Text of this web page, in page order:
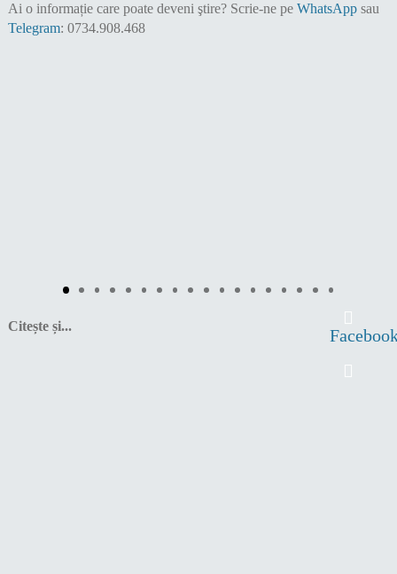
Ai o informație care poate deveni ştire? Scrie-ne pe WhatsAppsau
Telegram: 0734.908.468
Citește și...